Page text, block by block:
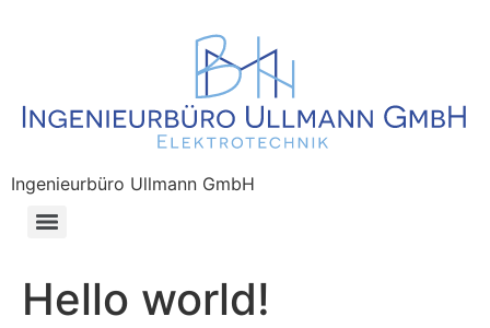
Ingenieurbüro Ullmann GmbH
Hello world!